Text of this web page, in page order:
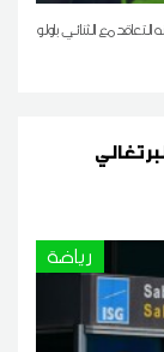
مع الثنائي باولو
رياضة